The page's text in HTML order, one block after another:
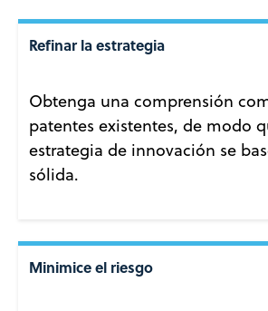
Refinar la estrategia
Obtenga una comprensión
patentes existentes, de modo
estrategia de innovación se
sólida.
Minimice el riesgo